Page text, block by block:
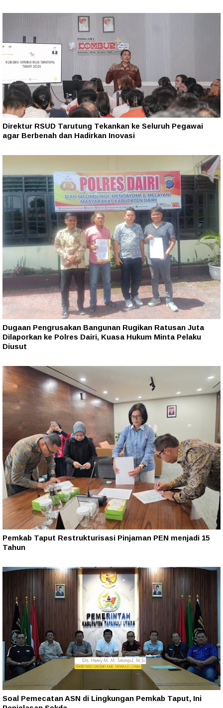
Direktur RSUD Tarutung Tekankan ke Seluruh Pegawai
agar Berbenah dan Hadirkan Inovasi
Dugaan Pengrusakan Bangunan Rugikan Ratusan Juta
Dilaporkan ke Polres Dairi, Kuasa Hukum Minta Pelaku
Diusut
Pemkab Taput Restrukturisasi Pinjaman PEN menjadi 15
Tahun‎
Soal Pemecatan ASN di Lingkungan Pemkab Taput, Ini